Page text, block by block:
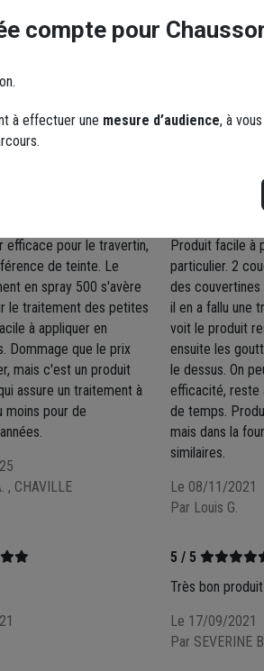
efficace pour le travertin,
de teinte. Le
en spray 500 s'avère
le traitement des petites
à appliquer en
Dommage que le prix
mais c'est un produit
assure un traitement à
moins pour de
, CHAVILLE
Produit facile à
particulier. 2
des
il en a fallu une
voit le produit
ensuite les
le dessus. On
efficacité, reste
de temps.
mais dans la
similaires.
Le 08/11/2021
Par Louis G.
5 / 5
Très bon produit
Le 17/09/2021
Par SEVERINE
compte pour
à effectuer une mesure d’audience, à